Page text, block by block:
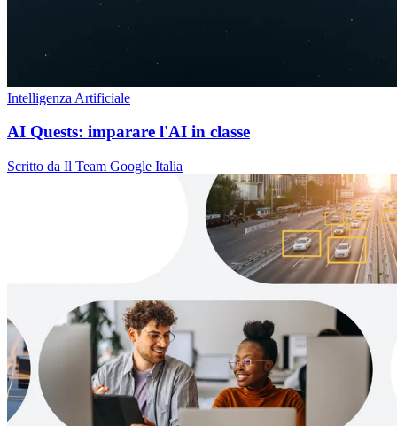
Intelligenza Artificiale
AI Quests: imparare l'AI in classe
Scritto da Il Team Google Italia